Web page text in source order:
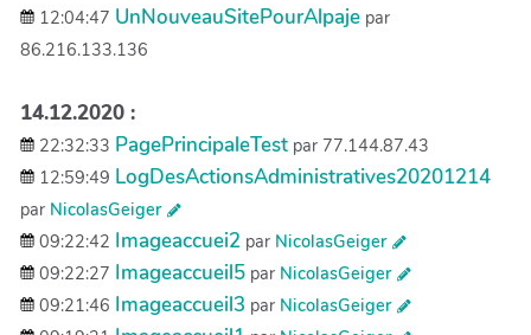
12:04:47 UnNouveauSitePourAlpaje par
86.216.133.136
14.12.2020 :
22:32:33 PagePrincipaleTest par 77.144.87.43
12:59:49 LogDesActionsAdministratives20201214
par NicolasGeiger
09:22:42 Imageaccuei2 par NicolasGeiger
09:22:27 Imageaccueil5 par NicolasGeiger
09:21:46 Imageaccueil3 par NicolasGeiger